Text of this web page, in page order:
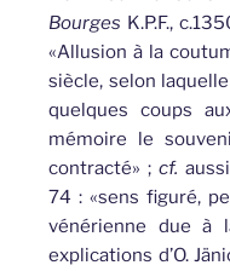
Bourges K.P.F.,
«Allusion à la
siècle, selon
quelques coups
mémoire le
contracté» ; cf.
74 : «sens figuré,
vénérienne due à
explications d’O.